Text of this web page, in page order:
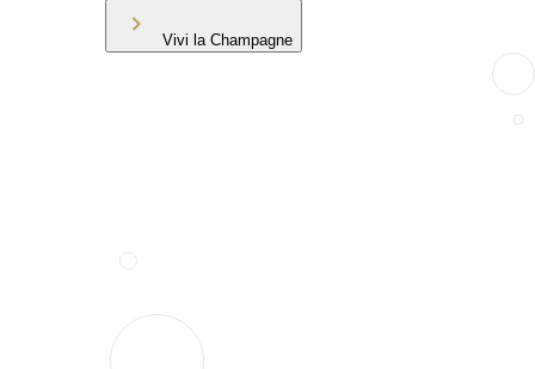
Vivi la Champagne